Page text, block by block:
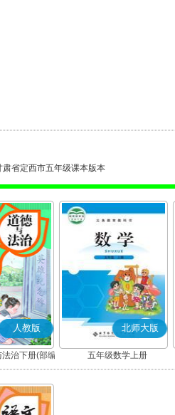
肃省定西市五年级课本版本
人教版
治下册(部编
)
北师大版
五年级数学上册